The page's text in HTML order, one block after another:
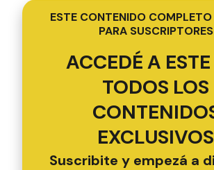
ESTE CONTENIDO
PARA SUSCRIPTORES
ACCEDÉ A
TODOS LOS
EXCLUSIVOS
Suscribite y empezá a